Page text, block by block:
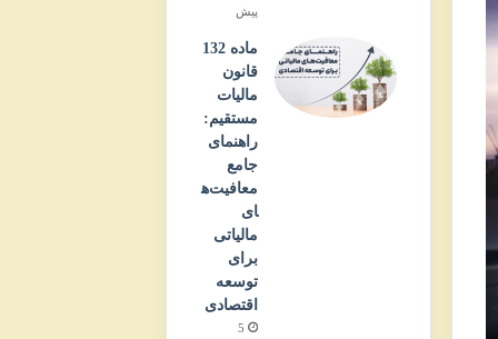
پیش
ماده 132
قانون
مالیات
مستقیم:
راهنمای
جامع
معافیت‌ه
ای
مالیاتی
برای
توسعه
اقتصادی
5